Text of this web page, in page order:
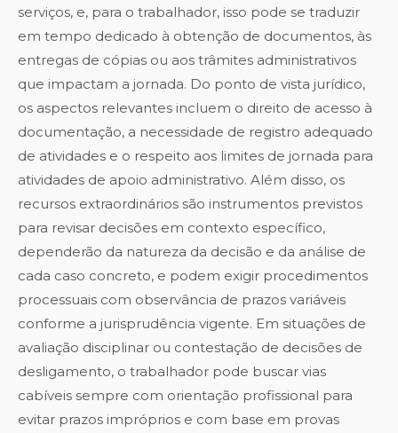
serviços, e, para o trabalhador, isso pode se traduzir
em tempo dedicado à obtenção de documentos, às
entregas de cópias ou aos trâmites administrativos
que impactam a jornada. Do ponto de vista jurídico,
os aspectos relevantes incluem o direito de acesso à
documentação, a necessidade de registro adequado
de atividades e o respeito aos limites de jornada para
atividades de apoio administrativo. Além disso, os
recursos extraordinários são instrumentos previstos
para revisar decisões em contexto específico,
dependerão da natureza da decisão e da análise de
cada caso concreto, e podem exigir procedimentos
processuais com observância de prazos variáveis
conforme a jurisprudência vigente. Em situações de
avaliação disciplinar ou contestação de decisões de
desligamento, o trabalhador pode buscar vias
cabíveis sempre com orientação profissional para
evitar prazos impróprios e com base em provas